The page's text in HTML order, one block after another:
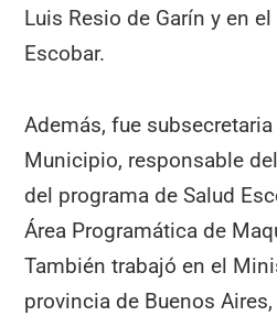
Luis Resio de Garín y en
Escobar.
Además, fue
Municipio, responsable
del programa de Salud
Área Programática de
También trabajó en el
provincia de Buenos